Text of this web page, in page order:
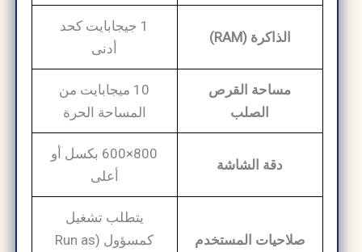
الذاكرة (RAM)
1 جيجابايت كحد
أدنى
مساحة القرص
الصلب
10 ميجابايت من
المساحة الحرة
دقة الشاشة
800×600 بكسل أو
أعلى
صلاحيات المستخدم
يتطلب تشغيل
كمسؤول (Run as